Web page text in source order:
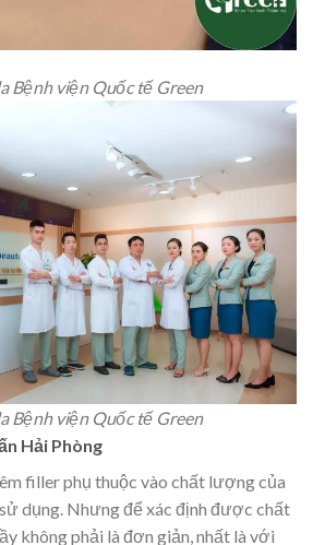
Bệnh viện Quốc tế Green
Bệnh viện Quốc tế Green
Hải Phòng
filler phụ thuộc vào chất lượng của
dụng. Nhưng để xác định được chất
không phải là đơn giản, nhất là với